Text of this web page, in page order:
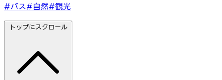
#バス#自然#観光
トップにスクロール